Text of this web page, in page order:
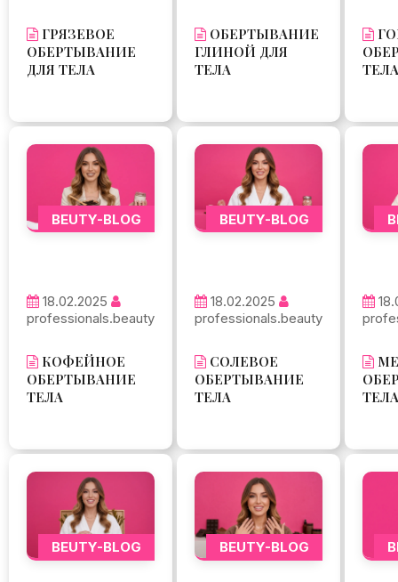
ГРЯЗЕВОЕ
ОБЕРТЫВАНИЕ
ДЛЯ ТЕЛА
ОБЕРТЫВАНИЕ
ГЛИНОЙ ДЛЯ
ТЕЛА
ТЕЛА
BEUTY-BLOG
18.02.2025
professionals.beauty
КОФЕЙНОЕ
ОБЕРТЫВАНИЕ
ТЕЛА
BEUTY-BLOG
18.02.2025
professionals.beauty
СОЛЕВОЕ
ОБЕРТЫВАНИЕ
ТЕЛА
ТЕЛА
BEUTY-BLOG BEUTY-BLOG